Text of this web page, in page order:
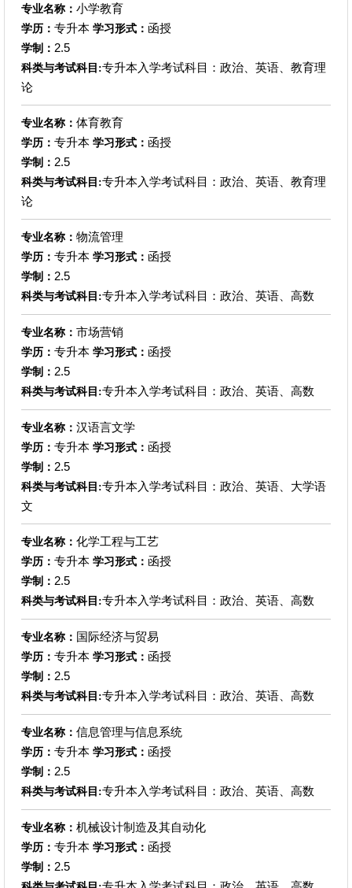
专业名称： 小学教育
学历： 专升本 学习形式： 函授
学制： 2.5
科类与考试科目:专升本入学考试科目：政治、英语、教育理
论
专业名称： 体育教育
学历： 专升本 学习形式： 函授
学制： 2.5
科类与考试科目:专升本入学考试科目：政治、英语、教育理
论
专业名称： 物流管理
学历： 专升本 学习形式： 函授
学制： 2.5
科类与考试科目:专升本入学考试科目：政治、英语、高数
专业名称： 市场营销
学历： 专升本 学习形式： 函授
学制： 2.5
科类与考试科目:专升本入学考试科目：政治、英语、高数
专业名称： 汉语言文学
学历： 专升本 学习形式： 函授
学制： 2.5
科类与考试科目:专升本入学考试科目：政治、英语、大学语
文
专业名称： 化学工程与工艺
学历： 专升本 学习形式： 函授
学制： 2.5
科类与考试科目:专升本入学考试科目：政治、英语、高数
专业名称： 国际经济与贸易
学历： 专升本 学习形式： 函授
学制： 2.5
科类与考试科目:专升本入学考试科目：政治、英语、高数
专业名称： 信息管理与信息系统
学历： 专升本 学习形式： 函授
学制： 2.5
科类与考试科目:专升本入学考试科目：政治、英语、高数
专业名称： 机械设计制造及其自动化
学历： 专升本 学习形式： 函授
学制： 2.5